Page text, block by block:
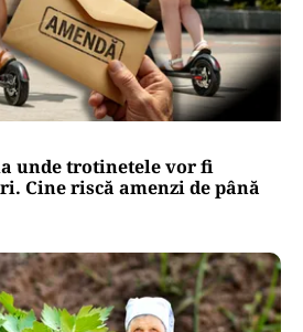
unde trotinetele vor fi
Cine riscă amenzi de până